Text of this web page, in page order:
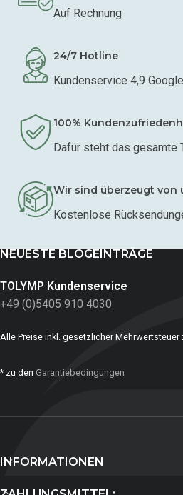
Auf Rechnung
24/7 Hotline
Kundenservice 4,9
100%
Dafür steht das gesamte
Wir sind überzeugt von
Kostenlose
NEUESTE BLOGEINTRÄGE
TOLYMP Kundenservice
+49 (0)5405 910 4030
Alle Preise inkl. gesetzlicher Mehrwertsteuer
* zu den Garantiebedingungen
INFORMATIONEN